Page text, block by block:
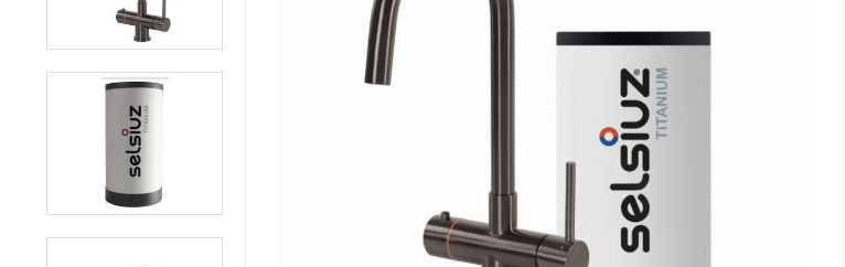
Verlichting
Onderdelen
Badkamer
Badkamerkranen
Wastafels